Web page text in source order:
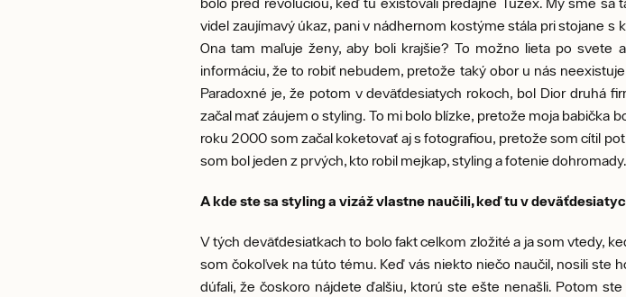
videl zaujímavý úkaz, pani v nádhernom kostýme stála pri stojane s
Ona tam maľuje ženy, aby boli krajšie? To možno lieta po
informáciu, že to robiť nebudem, pretože taký obor u nás
Paradoxné je, že potom v deväťdesiatych rokoch, bol Dior druhá
začal mať záujem o styling. To mi bolo blízke, pretože moja babička
roku 2000 som začal koketovať aj s fotografiou, pretože som cítil
som bol jeden z prvých, kto robil mejkap, styling a fotenie dohromady.
A kde ste sa styling a vizáž vlastne naučili, keď tu v
V tých deväťdesiatkach to bolo fakt celkom zložité a ja som vtedy,
som čokoľvek na túto tému. Keď vás niekto niečo naučil, nosili ste
dúfali, že čoskoro nájdete ďalšiu, ktorú ste ešte nenašli. Potom